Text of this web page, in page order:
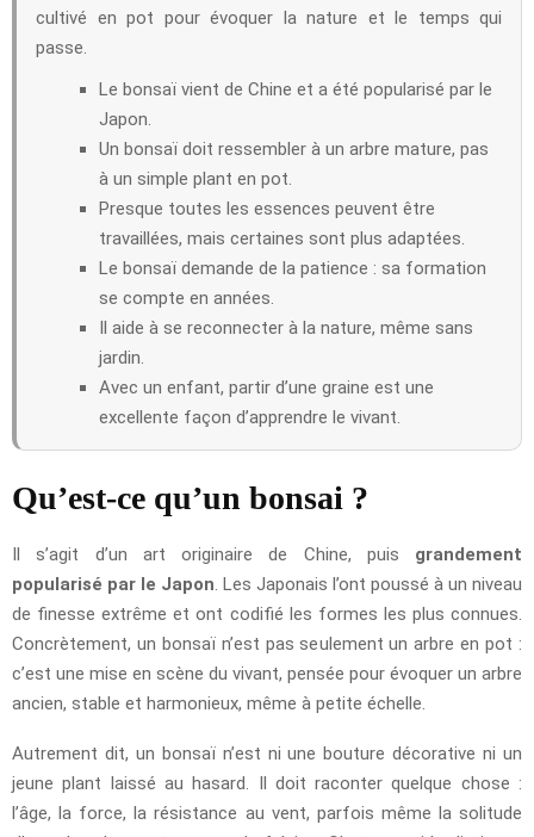
cultivé en pot pour évoquer la nature et le temps qui
passe.
Le bonsaï vient de Chine et a été popularisé par le
Japon.
Un bonsaï doit ressembler à un arbre mature, pas
à un simple plant en pot.
Presque toutes les essences peuvent être
travaillées, mais certaines sont plus adaptées.
Le bonsaï demande de la patience : sa formation
se compte en années.
Il aide à se reconnecter à la nature, même sans
jardin.
Avec un enfant, partir d’une graine est une
excellente façon d’apprendre le vivant.
Qu’est-ce qu’un bonsai ?
Il s’agit d’un art originaire de Chine, puis grandement
popularisé par le Japon . Les Japonais l’ont poussé à un niveau
de finesse extrême et ont codifié les formes les plus connues.
Concrètement, un bonsaï n’est pas seulement un arbre en pot :
c’est une mise en scène du vivant, pensée pour évoquer un arbre
ancien, stable et harmonieux, même à petite échelle.
Autrement dit, un bonsaï n’est ni une bouture décorative ni un
jeune plant laissé au hasard. Il doit raconter quelque chose :
l’âge, la force, la résistance au vent, parfois même la solitude